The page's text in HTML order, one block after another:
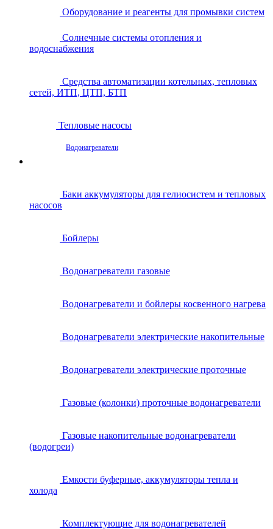
Оборудование и реагенты для промывки систем
Солнечные системы отопления и
водоснабжения
Средства автоматизации котельных, тепловых
сетей, ИТП, ЦТП, БТП
Тепловые насосы
Водонагреватели
Баки аккумуляторы для гелиосистем и тепловых
насосов
Бойлеры
Водонагреватели газовые
Водонагреватели и бойлеры косвенного нагрева
Водонагреватели электрические накопительные
Водонагреватели электрические проточные
Газовые (колонки) проточные водонагреватели
Газовые накопительные водонагреватели
(водогреи)
Емкости буферные, аккумуляторы тепла и
холода
Комплектующие для водонагревателей